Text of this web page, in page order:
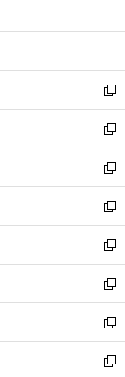
開
ン
ウ
で
開
く
ウ
ン
ド
ウ
で
開
く
新
し
い
ウ
ィ
ン
ド
ウ
で
開
く
新
し
い
ウ
ィ
ン
ド
ウ
で
開
く
新
し
い
ウ
ィ
ン
ド
ウ
で
開
く
新
し
い
ウ
ィ
ン
ド
ウ
で
新
し
い
ウ
ィ
ン
ド
新
し
い
ウ
ィ
新
し
い
新